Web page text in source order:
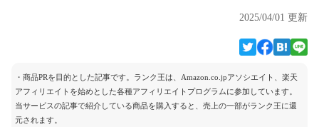
2025/04/01 更新
・商品PRを目的とした記事です。ランク王は、Amazon.co.jpアソシエイト、楽天
アフィリエイトを始めとした各種アフィリエイトプログラムに参加しています。
当サービスの記事で紹介している商品を購入すると、売上の一部がランク王に還
元されます。